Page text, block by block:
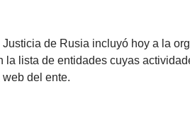
de Rusia incluyó hoy a la
lista de entidades cuyas
del ente.